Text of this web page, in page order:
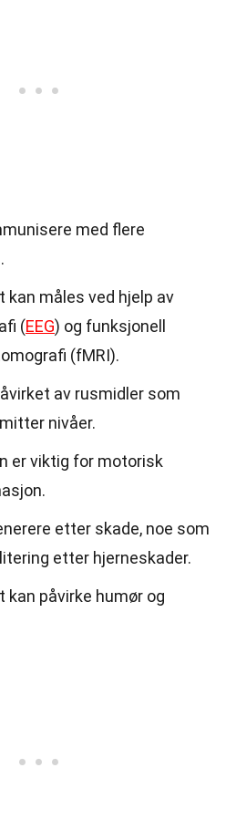
med flere
måles ved hjelp av
(EEG) og funksjonell
(fMRI).
av rusmidler som
nivåer.
er viktig for motorisk
etter skade, noe som
etter hjerneskader.
påvirke humør og